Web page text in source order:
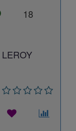
18
LEROY